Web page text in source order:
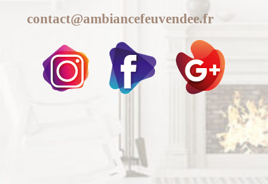
contact@ambiancefeuvendee.fr